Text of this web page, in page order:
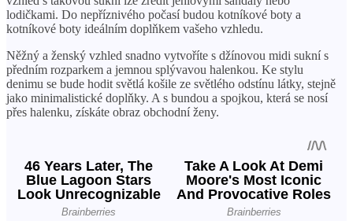
lodičkami. Do nepříznivého počasí budou kotníkové boty a
kotníkové boty ideálním doplňkem vašeho vzhledu.
Něžný a ženský vzhled snadno vytvoříte s džínovou midi sukní s
předním rozparkem a jemnou splývavou halenkou. Ke stylu
denimu se bude hodit světlá košile ze světlého odstínu látky, stejně
jako minimalistické doplňky. A s bundou a spojkou, která se nosí
přes halenku, získáte obraz obchodní ženy.